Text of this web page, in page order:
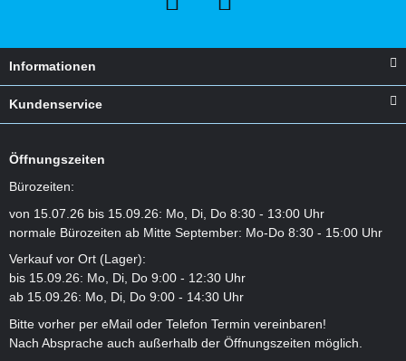
Informationen
Kundenservice
Öffnungszeiten
Bürozeiten:
von 15.07.26 bis 15.09.26: Mo, Di, Do 8:30 - 13:00 Uhr
normale Bürozeiten ab Mitte September: Mo-Do 8:30 - 15:00 Uhr
Verkauf vor Ort (Lager):
bis 15.09.26: Mo, Di, Do 9:00 - 12:30 Uhr
ab 15.09.26: Mo, Di, Do 9:00 - 14:30 Uhr
Bitte vorher per eMail oder Telefon Termin vereinbaren!
Nach Absprache auch außerhalb der Öffnungszeiten möglich.